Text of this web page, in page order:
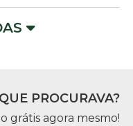
PROCURAVA?
grátis agora mesmo!